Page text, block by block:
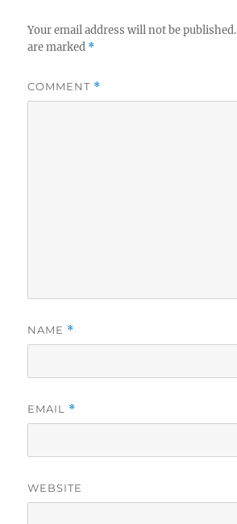
Your email address will not be published.
are marked *
COMMENT *
NAME *
EMAIL *
WEBSITE